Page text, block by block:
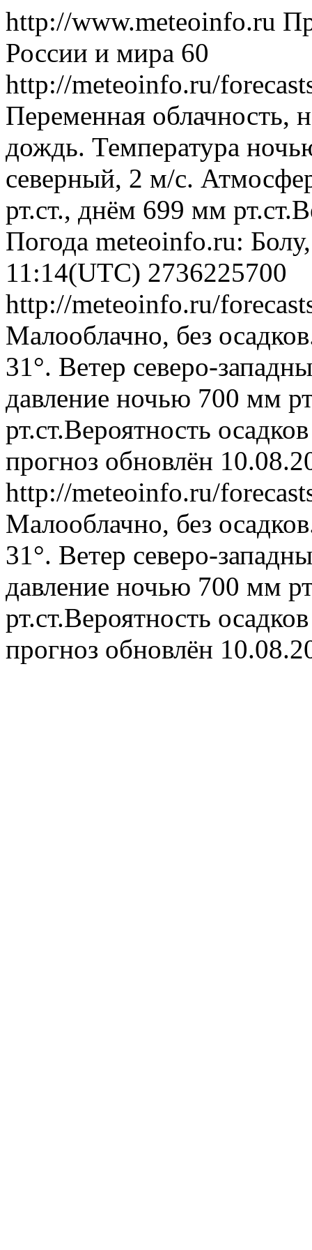
http://www.meteoinfo.ru
России и мира 60
http://meteoinfo.ru/
Переменная облачность,
дождь. Температура
северный, 2 м/с.
рт.ст., днём 699 мм
Погода meteoinfo.ru:
11:14(UTC) 2736225700
http://meteoinfo.ru/
Малооблачно, без
31°. Ветер северо-
давление ночью 700 мм
рт.ст.Вероятность
прогноз обновлён
http://meteoinfo.ru/
Малооблачно, без
31°. Ветер северо-
давление ночью 700 мм
рт.ст.Вероятность
прогноз обновлён